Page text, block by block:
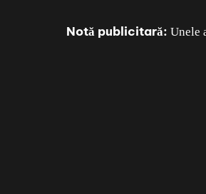
Notă publicitară: Unele